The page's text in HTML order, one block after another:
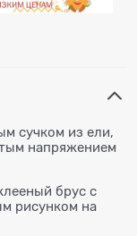
сучком из ели,
напряжением
брус с
рисунком на